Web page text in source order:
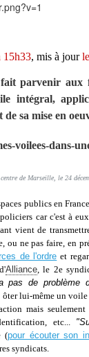
15h33, mis à jour
parvenir aux
intégral,
sa mise en
de Marseille, le 24
publics en
car c'est à
vient de
ne pas faire, en
de l'ordre et
Alliance, le 2e
de problème
lui-même un
mais
etc...
(pour écouter son
syndicats.